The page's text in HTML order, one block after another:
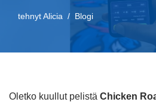
tehnytAlicia Blogi
Oletko kuullut pelistä Chicken